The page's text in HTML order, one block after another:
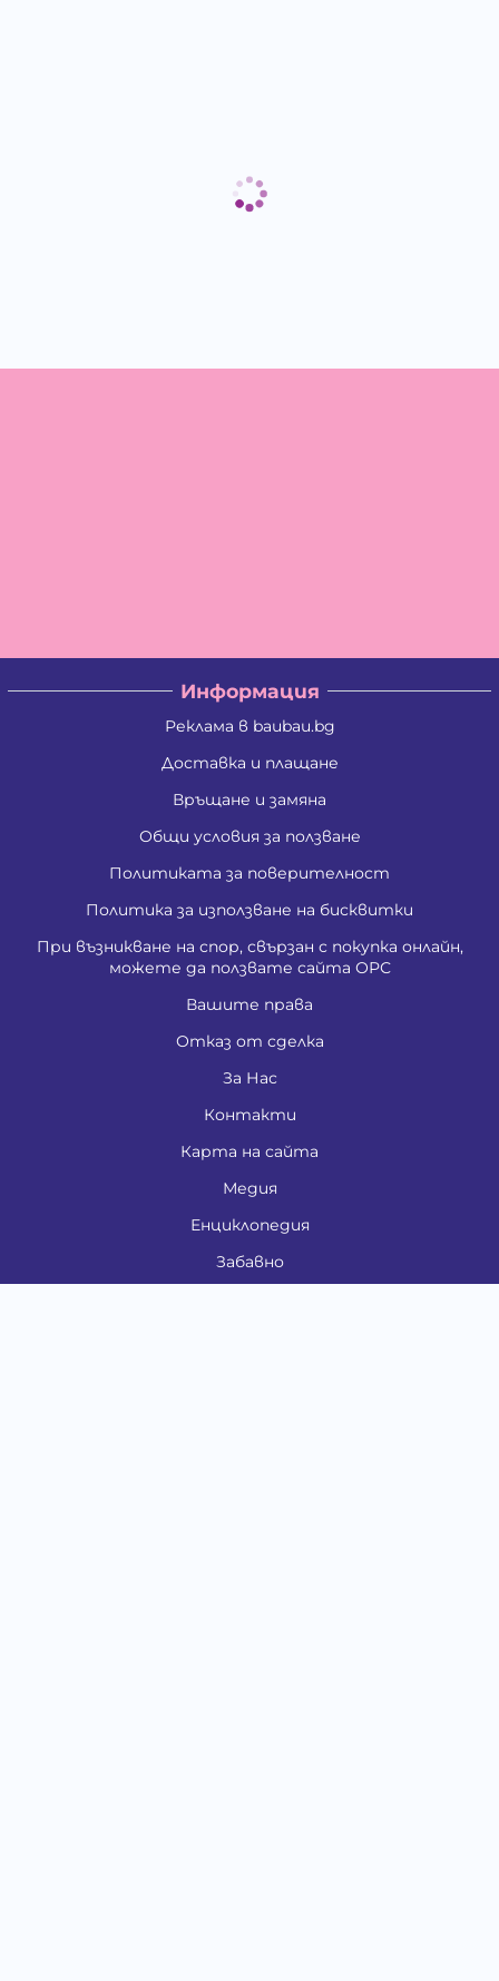
Информация
Реклама в baubau.bg
Доставка и плащане
Връщане и замяна
Общи условия за ползване
Политиката за поверителност
Политика за използване на бисквитки
При възникване на спор, свързан с покупка онлайн,
можете да ползвате сайта ОРС
Вашите права
Отказ от сделка
За Нас
Контакти
Карта на сайта
Медия
Енциклопедия
Забавно